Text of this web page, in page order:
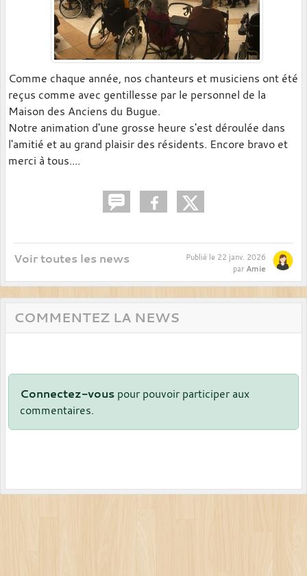
Comme chaque année, nos chanteurs et musiciens ont été
reçus comme avec gentillesse par le personnel de la
Maison des Anciens du Bugue.
Notre animation d'une grosse heure s'est déroulée dans
l'amitié et au grand plaisir des résidents. Encore bravo et
merci à tous....
Voir toutes les news Publié le 22 janv. 2026
par Amie
COMMENTEZ LA NEWS
Connectez-vous pour pouvoir participer aux
commentaires.